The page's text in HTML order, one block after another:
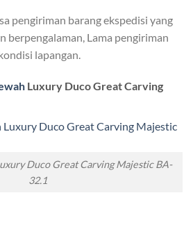
pengiriman barang ekspedisi yang
berpengalaman, Lama pengiriman
lapangan.
Luxury Duco Great Carving
Duco Great Carving Majestic BA-
32.1